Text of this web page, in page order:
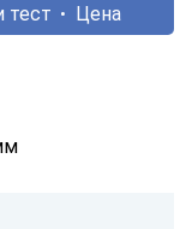
тест Цена